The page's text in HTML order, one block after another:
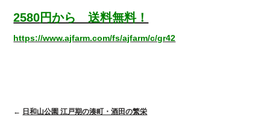
2580円から 送料無料！
https://www.ajfarm.com/fs/ajfarm/c/gr42
← 日和山公園 江戸期の湊町・酒田の繁栄